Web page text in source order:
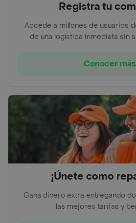
Registra tu
Accede a millones de usuarios
de una logística inmediata sin
Conocer más
¡Únete como
Gana dinero extra entregando
las mejores tarifas y